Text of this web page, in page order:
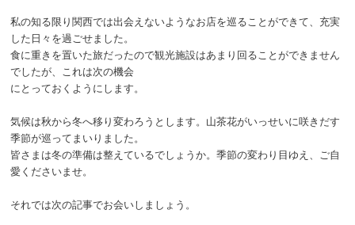
私の知る限り関西では出会えないようなお店を巡ることができて、充実
した日々を過ごせました。
食に重きを置いた旅だったので観光施設はあまり回ることができません
でしたが、これは次の機会
にとっておくようにします。
気候は秋から冬へ移り変わろうとします。山茶花がいっせいに咲きだす
季節が巡ってまいりました。
皆さまは冬の準備は整えているでしょうか。季節の変わり目ゆえ、ご自
愛くださいませ。
それでは次の記事でお会いしましょう。